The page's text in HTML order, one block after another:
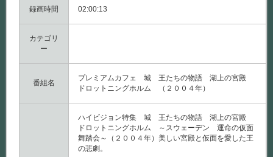
ド
ト
ホ
ル
録画時間 02:00:13
カテゴリ
ー
番組名
プレミアムカフェ 城 王たちの物語 湖上の宮殿
ドロットニングホルム （２００４年）
ハイビジョン特集 城 王たちの物語 湖上の宮殿
ドロットニングホルム ～スウェーデン 運命の仮面
舞踏会～（２００４年）美しい宮殿と仮面を愛した王
の悲劇。